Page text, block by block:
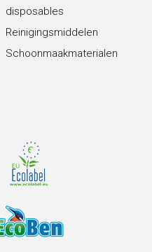
disposables
Reinigingsmiddelen
Schoonmaakmaterialen